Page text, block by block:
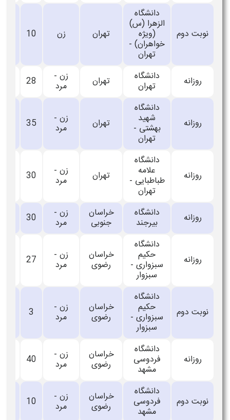
نوبت دوم
دانشگاه
الزهرا (س)
(ویژه
خواهران) -
تهران
تهران زن 10
روزانه دانشگاه
تهران تهران زن -
مرد 28
روزانه
دانشگاه
شهید
بهشتی -
تهران
تهران زن -
مرد 35
روزانه
دانشگاه
علامه
طباطبایی -
تهران
تهران زن -
مرد 30
روزانه دانشگاه
بیرجند
خراسان
جنوبی
زن -
مرد 30
روزانه
دانشگاه
حکیم
سبزواری -
سبزوار
خراسان
رضوی
زن -
مرد 27
نوبت دوم
دانشگاه
حکیم
سبزواری -
سبزوار
خراسان
رضوی
زن -
مرد
روزانه
دانشگاه
فردوسی
مشهد
خراسان
رضوی
زن -
مرد 40
نوبت دوم
دانشگاه
فردوسی
مشهد
خراسان
رضوی
زن -
مرد 10